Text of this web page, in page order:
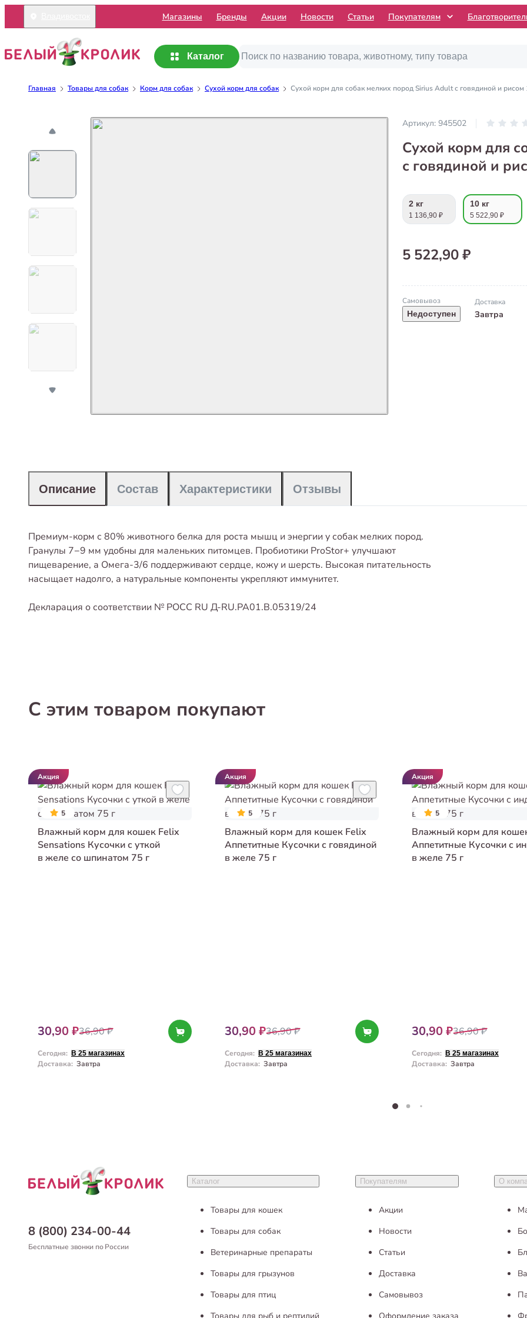
Mагазины Бренды Акции Новости Статьи Покупателям
Каталог
Главная Товары для собак Корм для собак Сухой корм для собак Сухой корм для собак мелких пород Sirius Adult с говядиной и рисом
Артикул: 945502
Сухой корм для
с говядиной и
2 кг
1 136,90 ₽
10 кг
5 522,90 ₽
5 522,90 ₽
Самовывоз
Недоступен
Доставка
Завтра
Описание Состав Характеристики Отзывы
Премиум-корм с 80% животного белка для роста мышц и энергии у собак мелких пород.
Гранулы 7−9 мм удобны для маленьких питомцев. Пробиотики ProStor+ улучшают
пищеварение, а Омега-3/6 поддерживают сердце, кожу и шерсть. Высокая питательность
насыщает надолго, а натуральные компоненты укрепляют иммунитет.
Декларация о соответствии № РОСС RU Д-RU.РА01.В.05319/24
С этим товаром покупают
Акция
5
Влажный корм для кошек Felix
Sensations Кусочки с уткой
в желе со шпинатом 75 г
30,90 ₽36,90 ₽
Сегодня: В 25 магазинах
Доставка: Завтра
Акция
5
Влажный корм для кошек Felix
Аппетитные Кусочки с говядиной
в желе 75 г
30,90 ₽36,90 ₽
Сегодня: В 25 магазинах
Доставка: Завтра
Акция
5
Влажный корм для
Аппетитные Кусочки с
в желе 75 г
30,90 ₽36,90 ₽
Сегодня: В 25 магазинах
Доставка: Завтра
8 (800) 234-00-44
Бесплатные звонки по России
Каталог
Товары для кошек
Товары для собак
Ветеринарные препараты
Товары для грызунов
Товары для птиц
Покупателям
Акции
Новости
Статьи
Доставка
Самовывоз
О